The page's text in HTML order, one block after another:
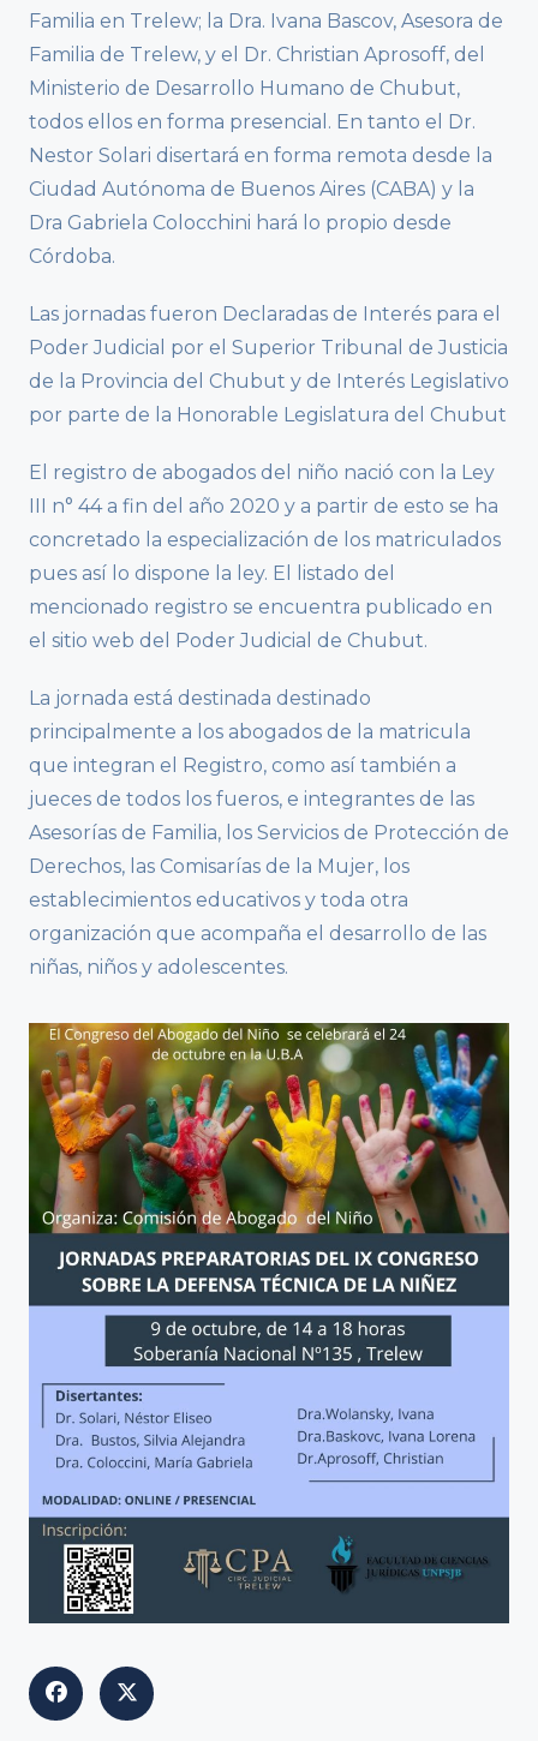
Familia en Trelew; la Dra. Ivana Bascov, Asesora de
Familia de Trelew, y el Dr. Christian Aprosoff, del
Ministerio de Desarrollo Humano de Chubut,
todos ellos en forma presencial. En tanto el Dr.
Nestor Solari disertará en forma remota desde la
Ciudad Autónoma de Buenos Aires (CABA) y la
Dra Gabriela Colocchini hará lo propio desde
Córdoba.
Las jornadas fueron Declaradas de Interés para el
Poder Judicial por el Superior Tribunal de Justicia
de la Provincia del Chubut y de Interés Legislativo
por parte de la Honorable Legislatura del Chubut
El registro de abogados del niño nació con la Ley
III n° 44 a fin del año 2020 y a partir de esto se ha
concretado la especialización de los matriculados
pues así lo dispone la ley. El listado del
mencionado registro se encuentra publicado en
el sitio web del Poder Judicial de Chubut.
La jornada está destinada destinado
principalmente a los abogados de la matricula
que integran el Registro, como así también a
jueces de todos los fueros, e integrantes de las
Asesorías de Familia, los Servicios de Protección de
Derechos, las Comisarías de la Mujer, los
establecimientos educativos y toda otra
organización que acompaña el desarrollo de las
niñas, niños y adolescentes.